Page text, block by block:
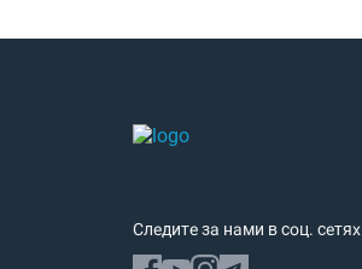
Следите за нами в соц. сетях